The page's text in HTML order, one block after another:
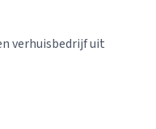
verhuisbedrijf uit